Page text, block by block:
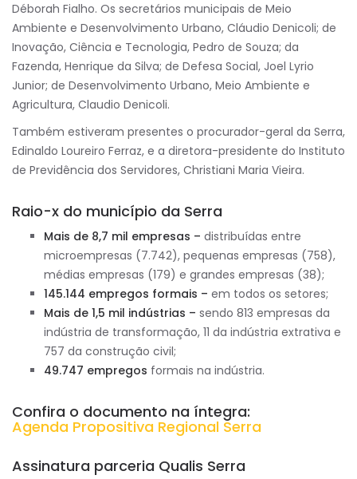
Déborah Fialho. Os secretários municipais de Meio
Ambiente e Desenvolvimento Urbano, Cláudio Denicoli; de
Inovação, Ciência e Tecnologia, Pedro de Souza; da
Fazenda, Henrique da Silva; de Defesa Social, Joel Lyrio
Junior; de Desenvolvimento Urbano, Meio Ambiente e
Agricultura, Claudio Denicoli.
Também estiveram presentes o procurador-geral da Serra,
Edinaldo Loureiro Ferraz, e a diretora-presidente do Instituto
de Previdência dos Servidores, Christiani Maria Vieira.
Raio-x do município da Serra
Mais de 8,7 mil empresas – distribuídas entre
microempresas (7.742), pequenas empresas (758),
médias empresas (179) e grandes empresas (38);
145.144 empregos formais – em todos os setores;
Mais de 1,5 mil indústrias – sendo 813 empresas da
indústria de transformação, 11 da indústria extrativa e
757 da construção civil;
49.747 empregos formais na indústria.
Confira o documento na íntegra:
Agenda Propositiva Regional Serra
Assinatura parceria Qualis Serra